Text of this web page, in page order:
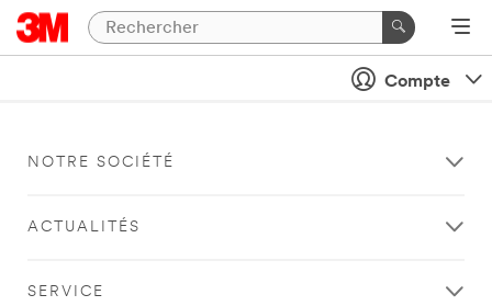
Compte
NOTRE SOCIÉTÉ
ACTUALITÉS
SERVICE